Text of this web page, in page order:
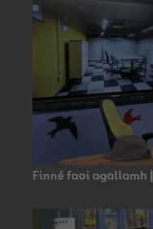
Finné faoi agallamh |